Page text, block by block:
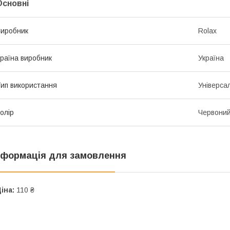
Rolax
виробник Україна
використання
Червоний
для замовлення
110 ₴